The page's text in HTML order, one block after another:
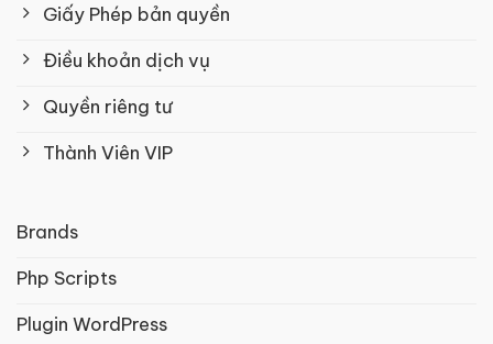
Giấy Phép bản quyền
Điều khoản dịch vụ
Quyền riêng tư
Thành Viên VIP
Brands
Php Scripts
Plugin WordPress